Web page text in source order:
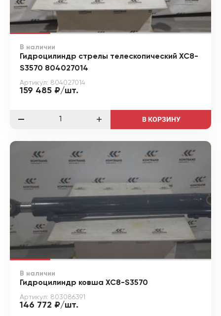
В наличии
Гидроцилиндр стрелы телескопический XC8-
S3570 804027014
Артикул: 804027014
159 485 ₽/шт.
В КОРЗИНУ
В наличии
Гидроцилиндр ковша XC8-S3570
Артикул: 803086391
146 772 ₽/шт.